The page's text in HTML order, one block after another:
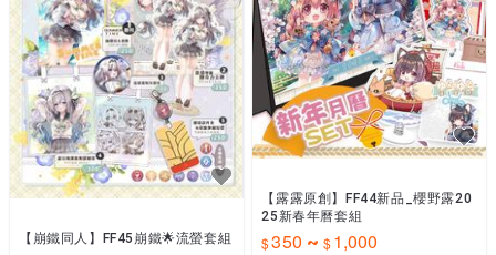
【崩鐵同人】FF45崩鐵🌟流螢套組
【露露原創】FF44新品_櫻野露20
25新春年曆套組
350 ~ 1,000